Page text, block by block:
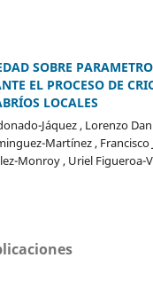
SOBRE
EL PROCESO DE
LOCALES
Jáquez , Lorenzo
Martínez , Francisco
Monroy , Uriel Figueroa-